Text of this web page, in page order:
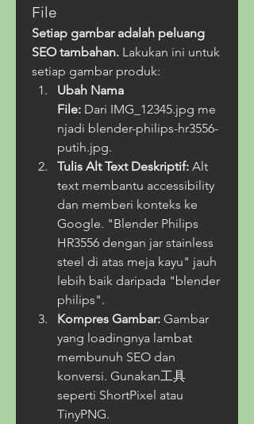
File
Setiap gambar adalah peluang
SEO tambahan. Lakukan ini untuk
setiap gambar produk:
Ubah Nama
File: Dari IMG_12345.jpg me
njadi blender-philips-hr3556-
putih.jpg.
Tulis Alt Text Deskriptif: Alt
text membantu accessibility
dan memberi konteks ke
Google. "Blender Philips
HR3556 dengan jar stainless
steel di atas meja kayu" jauh
lebih baik daripada "blender
philips".
Kompres Gambar: Gambar
yang loadingnya lambat
membunuh SEO dan
konversi. Gunakan工具
seperti ShortPixel atau
TinyPNG.